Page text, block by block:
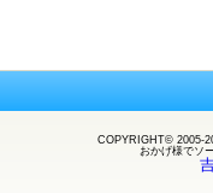
COPYRIGHT© 2005-
おかげ様でソ